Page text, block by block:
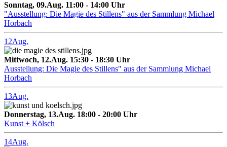
Sonntag, 09.Aug. 11:00 - 14:00 Uhr
"Ausstellung: Die Magie des Stillens" aus der Sammlung Michael
Horbach
12Aug.
Mittwoch, 12.Aug. 15:30 - 18:30 Uhr
Ausstellung: Die Magie des Stillens" aus der Sammlung Michael
Horbach
13Aug.
Donnerstag, 13.Aug. 18:00 - 20:00 Uhr
Kunst + Kölsch
14Aug.